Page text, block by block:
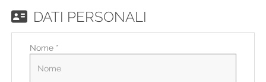
FR
IT
DATI PERSONALI
Nome *